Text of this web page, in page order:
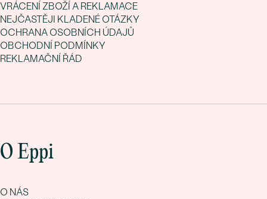
VRÁCENÍ ZBOŽÍ A REKLAMACE
NEJČASTĚJI KLADENÉ OTÁZKY
OCHRANA OSOBNÍCH ÚDAJŮ
OBCHODNÍ PODMÍNKY
REKLAMAČNÍ ŘÁD
O Eppi
O NÁS